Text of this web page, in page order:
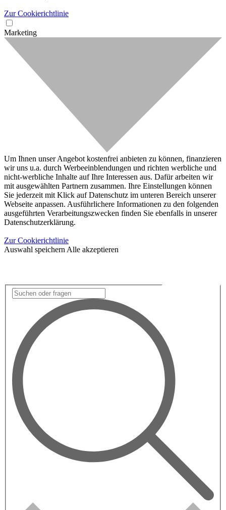
Zur Cookierichtlinie
Marketing
Um Ihnen unser Angebot kostenfrei anbieten zu können, finanzieren
wir uns u.a. durch Werbeeinblendungen und richten werbliche und
nicht-werbliche Inhalte auf Ihre Interessen aus. Dafür arbeiten wir
mit ausgewählten Partnern zusammen. Ihre Einstellungen können
Sie jederzeit mit Klick auf Datenschutz im unteren Bereich unserer
Webseite anpassen. Ausführlichere Informationen zu den folgenden
ausgeführten Verarbeitungszwecken finden Sie ebenfalls in unserer
Datenschutzerklärung.
Zur Cookierichtlinie
Auswahl speichern Alle akzeptieren